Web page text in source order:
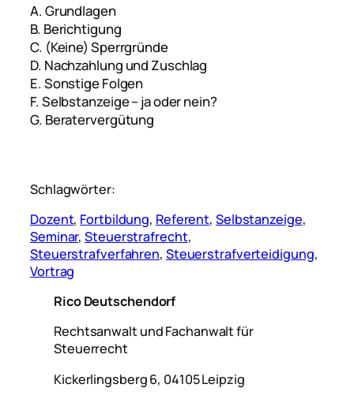
A. Grundlagen
B. Berichtigung
C. (Keine) Sperrgründe
D. Nachzahlung und Zuschlag
E. Sonstige Folgen
F. Selbstanzeige – ja oder nein?
G. Beratervergütung
Schlagwörter:
Dozent, Fortbildung, Referent, Selbstanzeige
Seminar, Steuerstrafrecht
Steuerstrafverfahren, Steuerstrafverteidigung
Vortrag
Rico Deutschendorf
Rechtsanwalt und Fachanwalt für
Steuerrecht
Kickerlingsberg 6, 04105 Leipzig